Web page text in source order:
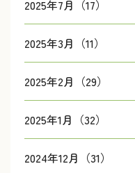
2025年7月（17）
2025年3月（11）
2025年2月（29）
2025年1月（32）
2024年12月（31）